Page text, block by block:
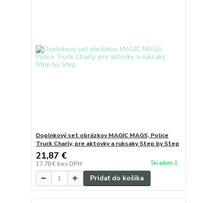
Doplnkový set obrázkov MAGIC MAGS, Police
Truck Charly, pre aktovky a ruksaky Step by Step
21,87 €
17,78 € bez DPH Skladom 1
Pridať do košíka